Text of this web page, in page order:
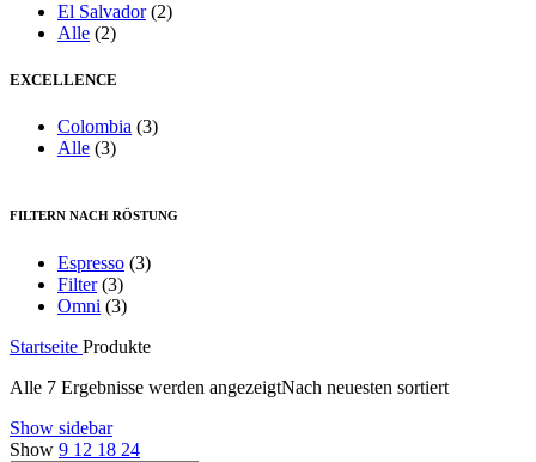
El Salvador (2)
Alle (2)
EXCELLENCE
Colombia (3)
Alle (3)
FILTERN NACH RÖSTUNG
Espresso (3)
Filter (3)
Omni (3)
Startseite Produkte
Alle 7 Ergebnisse werden angezeigtNach neuesten sortiert
Show sidebar
Show 9 12 18 24